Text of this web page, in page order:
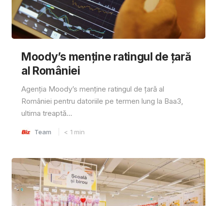
Moody’s menține ratingul de țară
al României
Agenția Moody’s menține ratingul de țară al
României pentru datoriile pe termen lung la Baa3,
ultima treaptă...
Team < 1 min